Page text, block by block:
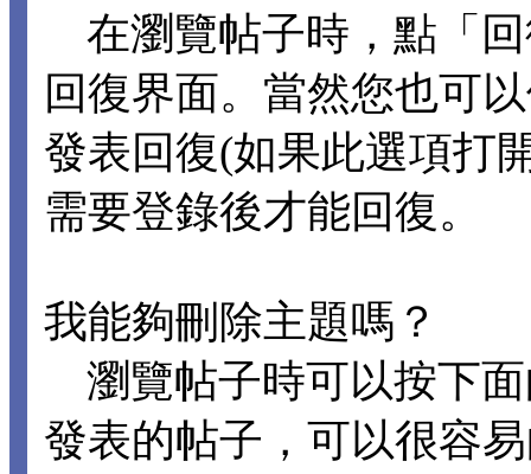
在瀏覽帖子時，點「
回復界面。當然您也可
發表回復(如果此選項打
需要登錄後才能回復。
我能夠刪除主題嗎？
瀏覽帖子時可以按下
發表的帖子，可以很容